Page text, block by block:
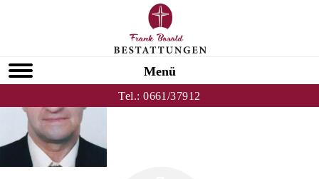
Menü
Tel.:0661/37912
HOMEPAGE